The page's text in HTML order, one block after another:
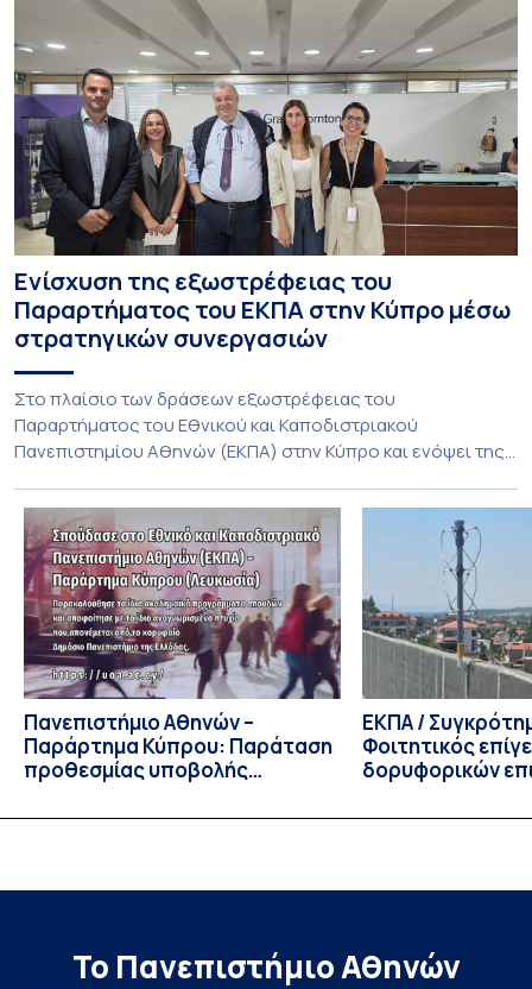
Ενίσχυση της εξωστρέφειας του
Παραρτήματος του ΕΚΠΑ στην Κύπρο μέσω
στρατηγικών συνεργασιών
Στο πλαίσιο των δράσεων εξωστρέφειας του
Παραρτήματος του Εθνικού και Καποδιστριακού
Πανεπιστημίου Αθηνών (ΕΚΠΑ) στην Κύπρο και ενόψει της
Τμήματος Οικονομικών Επιστημών και του Τμήματος
Διοίκησης Επιχειρήσεων και Οργανισμών τον Σεπτέμβριο
του 2026, ο Κοσμήτορας της Σχολής Οικονομικών και
Πολιτικών Επιστημών, Καθηγητής Νικόλαος Ηρειώτης, και ο
Πρόεδρος του Τμήματος […]
Πανεπιστήμιο Αθηνών –
Παράρτημα Κύπρου: Παράταση
προθεσμίας υποβολής
υποψηφίων
ΕΚΠΑ /
Φοιτητικός
δορυφορικών
Το Πανεπιστήμιο Αθηνών